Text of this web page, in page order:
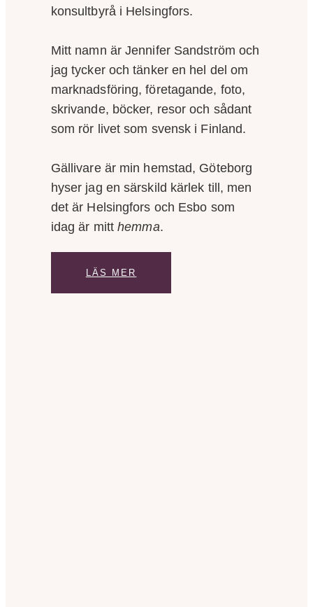
konsultbyrå i Helsingfors.
Mitt namn är Jennifer Sandström och
jag tycker och tänker en hel del om
marknadsföring, företagande, foto,
skrivande, böcker, resor och sådant
som rör livet som svensk i Finland.
Gällivare är min hemstad, Göteborg
hyser jag en särskild kärlek till, men
det är Helsingfors och Esbo som
idag är mitthemma.
LÄS MER